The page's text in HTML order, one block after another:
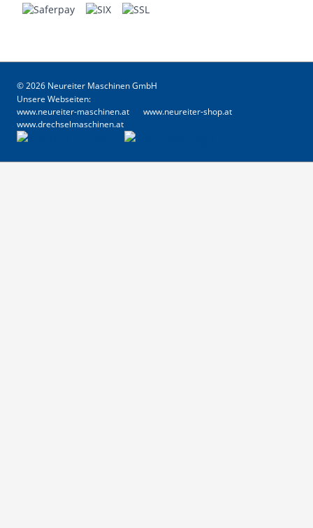
© 2026 Neureiter Maschinen GmbH
Unsere Webseiten:
www.neureiter-maschinen.at
www.neureiter-shop.at
www.drechselmaschinen.at